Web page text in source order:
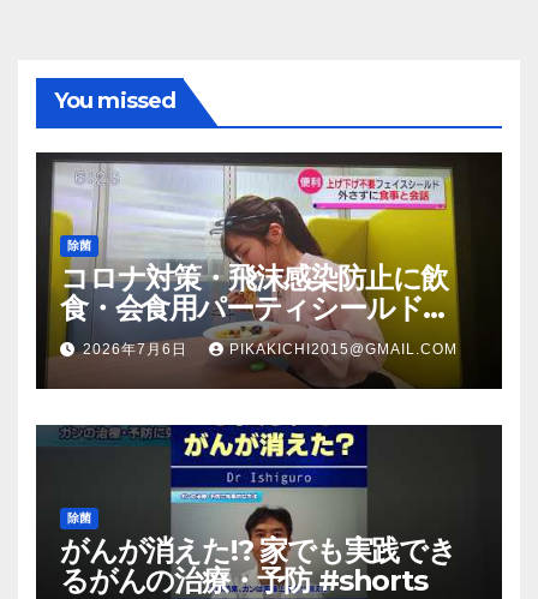
You missed
除菌
コロナ対策・飛沫感染防止に飲
食・会食用パーティシールド
（マスク会食代替品）ＦＢＣ福井
放送のＴＶ番組での紹介映像
2026年7月6日 PIKAKICHI2015@GMAIL.COM
除菌
がんが消えた!? 家でも実践でき
るがんの治療・予防 #shorts